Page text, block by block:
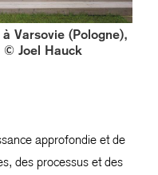
Varsovie (Pologne),
© Joel Hauck
approfondie et de
des processus et des